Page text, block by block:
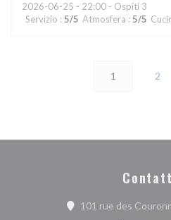
2026-06-25 - 22:00 - Ospiti 3
Servizio : 5/5 Atmosfera : 5/5
1 2
101 rue des